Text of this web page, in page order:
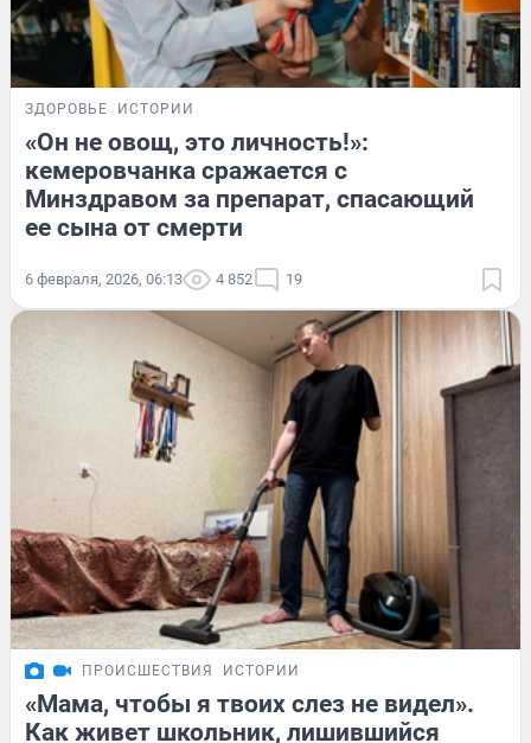
ЗДОРОВЬЕ ИСТОРИИ
«Он не овощ, это личность!»:
кемеровчанка сражается с
Минздравом за препарат, спасающий
ее сына от смерти
6 февраля, 2026, 06:13 4 852 19
ПРОИСШЕСТВИЯ ИСТОРИИ
«Мама, чтобы я твоих слез не видел».
Как живет школьник, лишившийся